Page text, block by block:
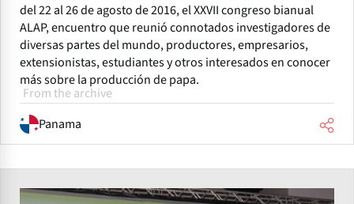
del 22 al 26 de agosto de 2016, el XXVII congreso bianual
ALAP, encuentro que reunió connotados investigadores de
diversas partes del mundo, productores, empresarios,
extensionistas, estudiantes y otros interesados en conocer
más sobre la producción de papa.
From the archive
Panama